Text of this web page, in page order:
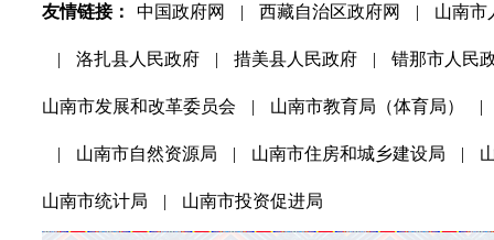
友情链接： 中国政府网 | 西藏自治区政府网 | 山南市
| 洛扎县人民政府 | 措美县人民政府 | 错那市人民
山南市发展和改革委员会 | 山南市教育局（体育局） |
| 山南市自然资源局 | 山南市住房和城乡建设局 |
山南市统计局 | 山南市投资促进局